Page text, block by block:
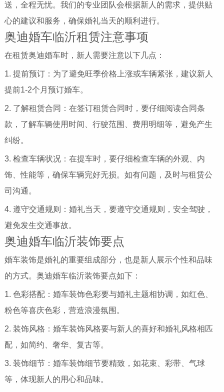
送，全程无忧。我们的专业团队会根据新人的需求，提供贴
心的建议和服务，确保婚礼当天的顺利进行。
奥迪婚车临沂租赁注意事项
在租赁奥迪婚车时，新人需要注意以下几点：
1. 提前预订：为了避免旺季价格上涨或车辆紧张，建议新人
提前1-2个月预订婚车。
2. 了解租赁合同：在签订租赁合同时，要仔细阅读合同条
款，了解车辆使用时间、行驶范围、费用明细等，避免产生
纠纷。
3. 检查车辆状况：在提车时，要仔细检查车辆的外观、内
饰、性能等，确保车辆完好无损。如有问题，及时与租赁公
司沟通。
4. 遵守交通规则：婚礼当天，要遵守交通规则，安全驾驶，
避免发生交通事故。
奥迪婚车临沂装饰要点
婚车装饰是婚礼的重要组成部分，也是新人展示个性和品味
的方式。奥迪婚车临沂装饰要点如下：
1. 色彩搭配：婚车装饰色彩要与婚礼主题相协调，如红色、
粉色等喜庆色彩，营造浪漫氛围。
2. 装饰风格：婚车装饰风格要与新人的喜好和婚礼风格相匹
配，如简约、奢华、复古等。
3. 装饰细节：婚车装饰细节要精致，如花束、彩带、气球
等，体现新人的用心和品味。